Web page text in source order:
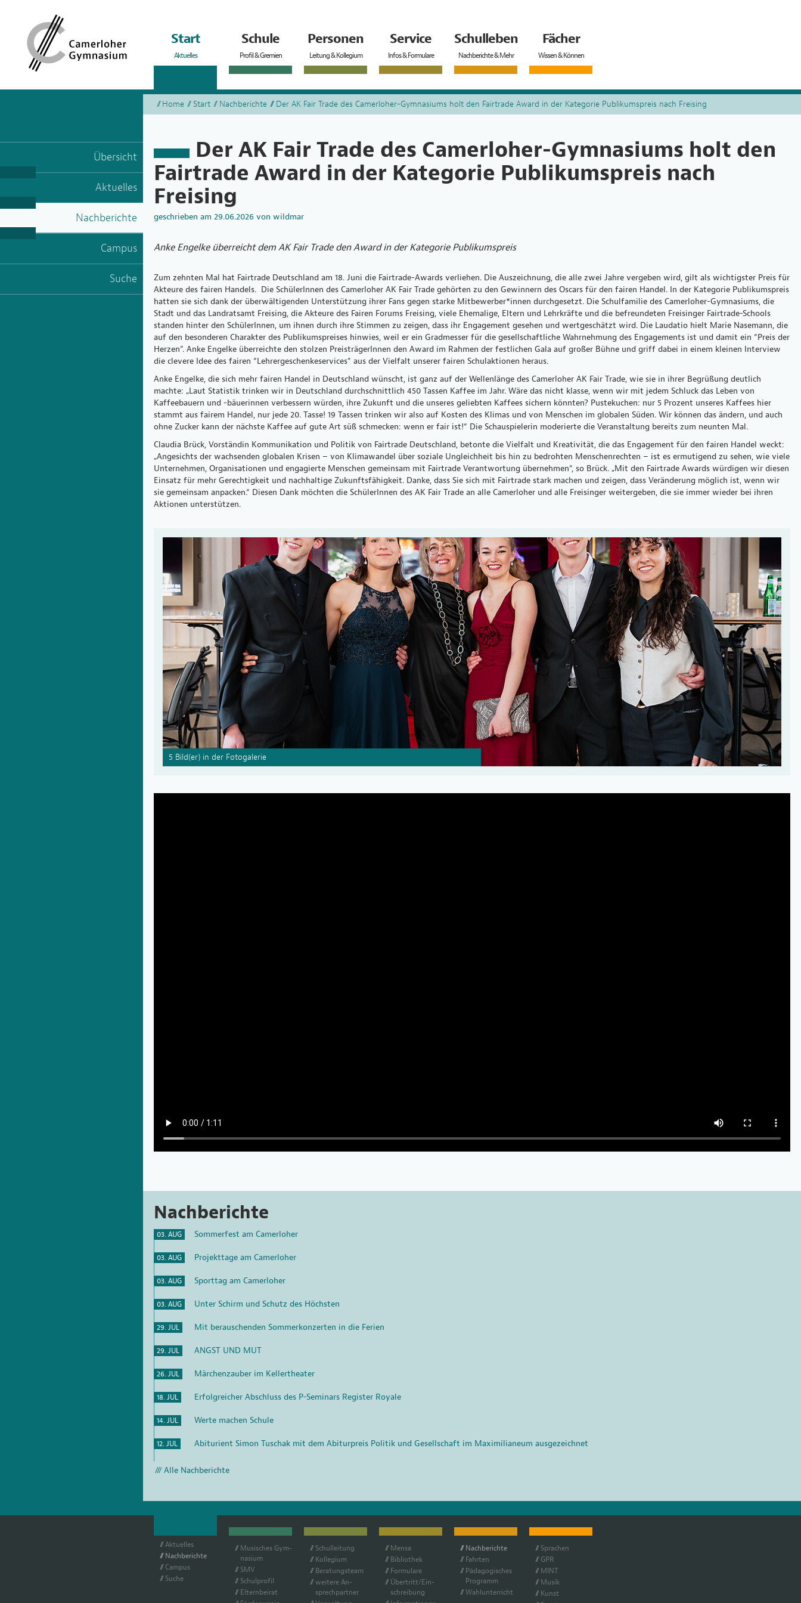
Start
Aktuelles
Schule
Profil & Gremien
Personen
Leitung & Kollegium
Service
Infos & Formulare
Schulleben
Nachberichte & Mehr
Fächer
Wissen & Können
Übersicht
Aktuelles
Nachberichte
Campus
Suche
Home Start Nachberichte Der AK Fair Trade des Camerloher-Gymnasiums holt den Fairtrade Award in der Kategorie Publikumspreis nach Freising
Der AK Fair Trade des Camerloher-Gymnasiums holt den
Fairtrade Award in der Kategorie Publikumspreis nach
Freising
geschrieben am 29.06.2026 von wildmar
Anke Engelke überreicht dem AK Fair Trade den Award in der Kategorie Publikumspreis
Zum zehnten Mal hat Fairtrade Deutschland am 18. Juni die Fairtrade-Awards verliehen. Die Auszeichnung, die alle zwei Jahre vergeben wird, gilt als wichtigster Preis für
Akteure des fairen Handels. Die SchülerInnen des Camerloher AK Fair Trade gehörten zu den Gewinnern des Oscars für den fairen Handel. In der Kategorie Publikumspreis
hatten sie sich dank der überwältigenden Unterstützung ihrer Fans gegen starke Mitbewerber*innen durchgesetzt. Die Schulfamilie des Camerloher-Gymnasiums, die
Stadt und das Landratsamt Freising, die Akteure des Fairen Forums Freising, viele Ehemalige, Eltern und Lehrkräfte und die befreundeten Freisinger Fairtrade-Schools
standen hinter den SchülerInnen, um ihnen durch ihre Stimmen zu zeigen, dass ihr Engagement gesehen und wertgeschätzt wird. Die Laudatio hielt Marie Nasemann, die
auf den besonderen Charakter des Publikumspreises hinwies, weil er ein Gradmesser für die gesellschaftliche Wahrnehmung des Engagements ist und damit ein “Preis der
Herzen”. Anke Engelke überreichte den stolzen PreisträgerInnen den Award im Rahmen der festlichen Gala auf großer Bühne und griff dabei in einem kleinen Interview
die clevere Idee des fairen “Lehrergeschenkeservices” aus der Vielfalt unserer fairen Schulaktionen heraus.
Anke Engelke, die sich mehr fairen Handel in Deutschland wünscht, ist ganz auf der Wellenlänge des Camerloher AK Fair Trade, wie sie in ihrer Begrüßung deutlich
machte: „Laut Statistik trinken wir in Deutschland durchschnittlich 450 Tassen Kaffee im Jahr. Wäre das nicht klasse, wenn wir mit jedem Schluck das Leben von
Kaffeebauern und -bäuerinnen verbessern würden, ihre Zukunft und die unseres geliebten Kaffees sichern könnten? Pustekuchen: nur 5 Prozent unseres Kaffees hier
stammt aus fairem Handel, nur jede 20. Tasse! 19 Tassen trinken wir also auf Kosten des Klimas und von Menschen im globalen Süden. Wir können das ändern, und auch
ohne Zucker kann der nächste Kaffee auf gute Art süß schmecken: wenn er fair ist!“ Die Schauspielerin moderierte die Veranstaltung bereits zum neunten Mal.
Claudia Brück, Vorständin Kommunikation und Politik von Fairtrade Deutschland, betonte die Vielfalt und Kreativität, die das Engagement für den fairen Handel weckt:
„Angesichts der wachsenden globalen Krisen – von Klimawandel über soziale Ungleichheit bis hin zu bedrohten Menschenrechten – ist es ermutigend zu sehen, wie viele
Unternehmen, Organisationen und engagierte Menschen gemeinsam mit Fairtrade Verantwortung übernehmen“, so Brück. „Mit den Fairtrade Awards würdigen wir diesen
Einsatz für mehr Gerechtigkeit und nachhaltige Zukunftsfähigkeit. Danke, dass Sie sich mit Fairtrade stark machen und zeigen, dass Veränderung möglich ist, wenn wir
sie gemeinsam anpacken.“ Diesen Dank möchten die SchülerInnen des AK Fair Trade an alle Camerloher und alle Freisinger weitergeben, die sie immer wieder bei ihren
Aktionen unterstützen.
5 Bild(er) in der Fotogalerie
Nachberichte
03. AUG Sommerfest am Camerloher
03. AUG Projekttage am Camerloher
03. AUG Sporttag am Camerloher
03. AUG Unter Schirm und Schutz des Höchsten
29. JUL Mit berauschenden Sommerkonzerten in die Ferien
29. JUL ANGST UND MUT
26. JUL Märchenzauber im Kellertheater
18. JUL Erfolgreicher Abschluss des P-Seminars Register Royale
14. JUL Werte machen Schule
12. JUL Abiturient Simon Tuschak mit dem Abiturpreis Politik und Gesellschaft im Maximilianeum ausgezeichnet
Alle Nachberichte
Ak­tu­el­les
Nach­be­rich­te
Cam­pus
Su­che
Mu­si­sches Gym­
na­si­um
SMV
Schul­pro­fil
El­tern­bei­rat
Schul­lei­tung
Kol­le­gi­um
Be­ra­tungs­team
wei­te­re An­
sprech­part­ner
Men­sa
Bi­blio­thek
For­mu­la­re
Über­tritt/Ein­
schrei­bung
Nach­be­rich­te
Fahr­ten
Päd­ago­gi­sches
Pro­gramm
Wahl­un­ter­richt
Spra­chen
GPR
MINT
Mu­sik
Kunst